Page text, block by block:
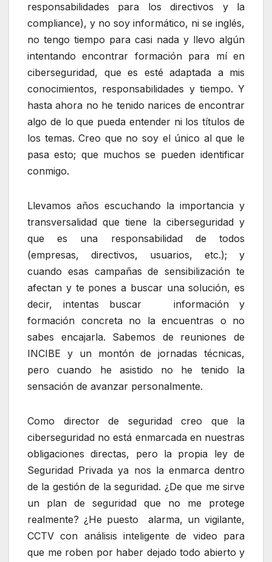
responsabilidades para los directivos y la
compliance), y no soy informático, ni se inglés,
no tengo tiempo para casi nada y llevo algún
intentando encontrar formación para mí en
ciberseguridad, que es esté adaptada a mis
conocimientos, responsabilidades y tiempo. Y
hasta ahora no he tenido narices de encontrar
algo de lo que pueda entender ni los títulos de
los temas. Creo que no soy el único al que le
pasa esto; que muchos se pueden identificar
conmigo.
Llevamos años escuchando la importancia y
transversalidad que tiene la ciberseguridad y
que es una responsabilidad de todos
(empresas, directivos, usuarios, etc.); y
cuando esas campañas de sensibilización te
afectan y te pones a buscar una solución, es
decir, intentas buscar información y
formación concreta no la encuentras o no
sabes encajarla. Sabemos de reuniones de
INCIBE y un montón de jornadas técnicas,
pero cuando he asistido no he tenido la
sensación de avanzar personalmente.
Como director de seguridad creo que la
ciberseguridad no está enmarcada en nuestras
obligaciones directas, pero la propia ley de
Seguridad Privada ya nos la enmarca dentro
de la gestión de la seguridad. ¿De que me sirve
un plan de seguridad que no me protege
realmente? ¿He puesto alarma, un vigilante,
CCTV con análisis inteligente de video para
que me roben por haber dejado todo abierto y